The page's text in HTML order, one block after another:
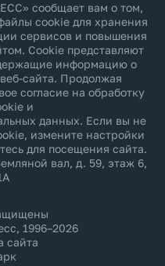
сообщает вам о том,
cookie для хранения
сервисов и повышения
Cookie представляют
информацию о
сайта. Продолжая
согласие на обработку
и
данных. Если вы не
измените настройки
для посещения сайта.
вал, д. 59, этаж 6,
1996–2026
сайта